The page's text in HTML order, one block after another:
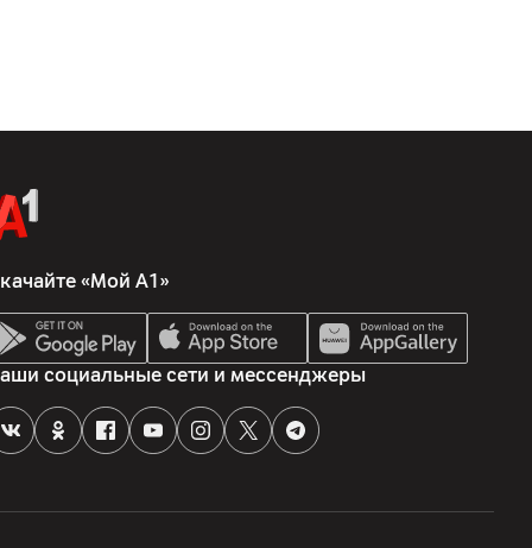
12, каб.57, 220138, г.Минск
Hong Kong, Китай
«Мой А1»
социальные сети и мессенджеры